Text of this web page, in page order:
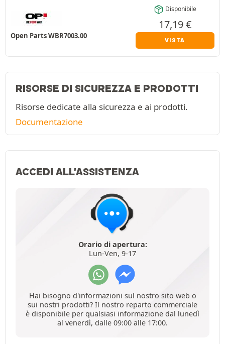
Open Parts WBR7003.00
Disponibile
17,19€
VISTA
RISORSE DI SICUREZZA E PRODOTTI
Risorse dedicate alla sicurezza e ai prodotti.
Documentazione
ACCEDI ALL'ASSISTENZA
Orario di apertura:
Lun-Ven, 9-17
Hai bisogno d'informazioni sul nostro sito web o
sui nostri prodotti? Il nostro reparto commerciale
è disponibile per qualsiasi informazione dal lunedì
al venerdì, dalle 09:00 alle 17:00.